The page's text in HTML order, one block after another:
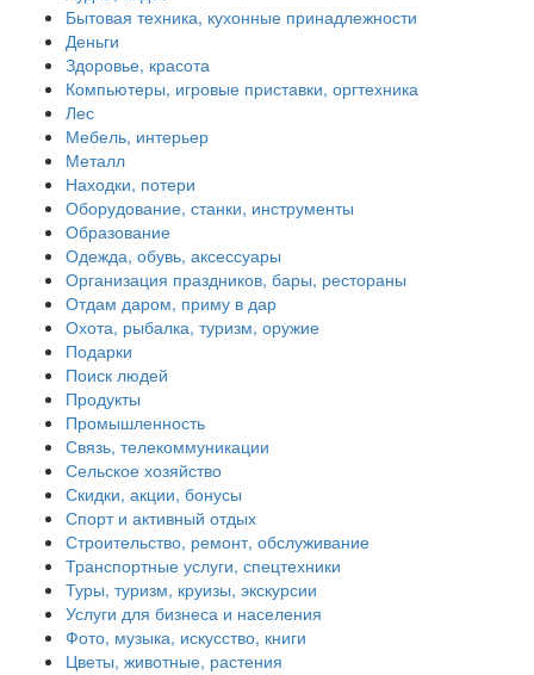
Бытовая техника, кухонные принадлежности
Деньги
Здоровье, красота
Компьютеры, игровые приставки, оргтехника
Лес
Мебель, интерьер
Металл
Находки, потери
Оборудование, станки, инструменты
Образование
Одежда, обувь, аксессуары
Организация праздников, бары, рестораны
Отдам даром, приму в дар
Охота, рыбалка, туризм, оружие
Подарки
Поиск людей
Продукты
Промышленность
Связь, телекоммуникации
Сельское хозяйство
Скидки, акции, бонусы
Спорт и активный отдых
Строительство, ремонт, обслуживание
Транспортные услуги, спецтехники
Туры, туризм, круизы, экскурсии
Услуги для бизнеса и населения
Фото, музыка, искусство, книги
Цветы, животные, растения